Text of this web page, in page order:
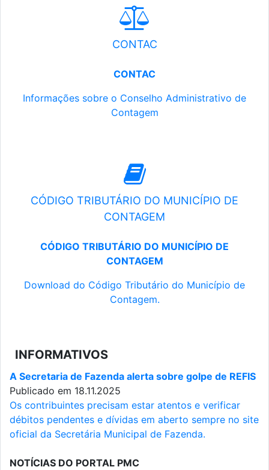
CONTAC
CONTAC
Informações sobre o Conselho Administrativo de
Contagem
CÓDIGO TRIBUTÁRIO DO MUNICÍPIO DE
CONTAGEM
CÓDIGO TRIBUTÁRIO DO MUNICÍPIO DE
CONTAGEM
Download do Código Tributário do Município de
Contagem.
INFORMATIVOS
A Secretaria de Fazenda alerta sobre golpe de REFIS
Publicado em 18.11.2025
Os contribuintes precisam estar atentos e verificar
débitos pendentes e dívidas em aberto sempre no site
oficial da Secretária Municipal de Fazenda.
NOTÍCIAS DO PORTAL PMC